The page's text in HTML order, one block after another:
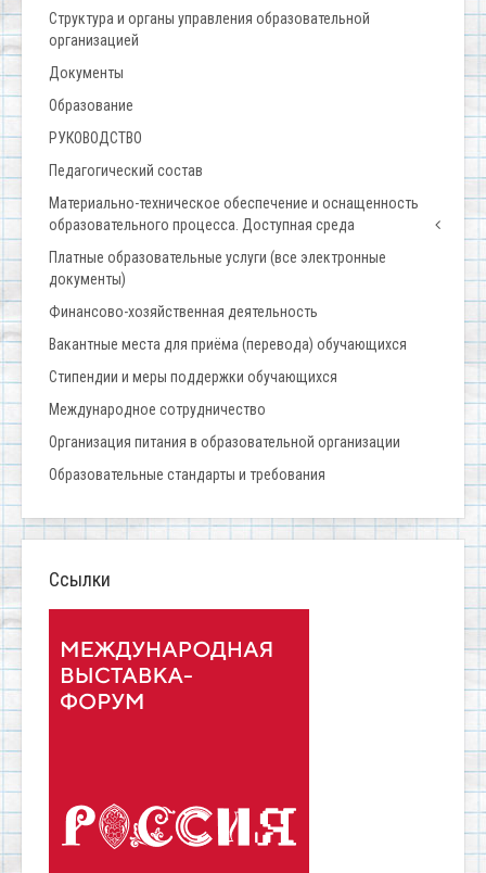
Структура и органы управления образовательной
организацией
Документы
Образование
РУКОВОДСТВО
Педагогический состав
Материально-техническое обеспечение и оснащенность
образовательного процесса. Доступная среда
Платные образовательные услуги (все электронные
документы)
Финансово-хозяйственная деятельность
Вакантные места для приёма (перевода) обучающихся
Стипендии и меры поддержки обучающихся
Международное сотрудничество
Организация питания в образовательной организации
Образовательные стандарты и требования
Ссылки